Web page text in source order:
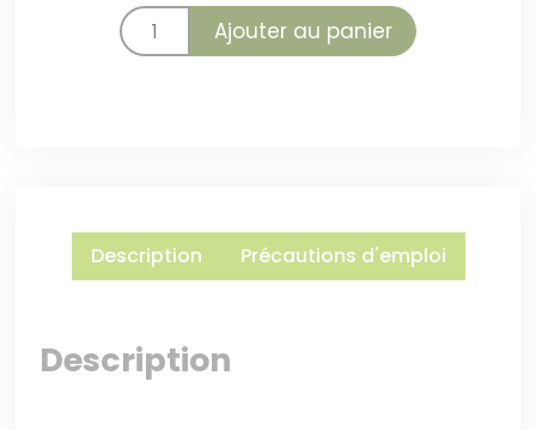
Ajouter au panier
Description Précautions d'emploi
Description